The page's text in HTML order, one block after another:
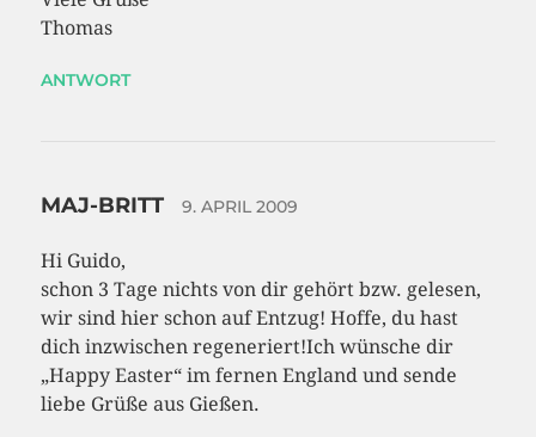
Thomas
ANTWORT
MAJ-BRITT 9. APRIL 2009
Hi Guido,
schon 3 Tage nichts von dir gehört bzw. gelesen,
wir sind hier schon auf Entzug! Hoffe, du hast
dich inzwischen regeneriert!Ich wünsche dir
„Happy Easter“ im fernen England und sende
liebe Grüße aus Gießen.